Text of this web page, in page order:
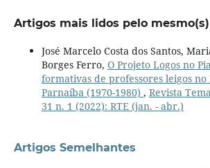
Artigos mais lidos pelo
José Marcelo Costa dos Santos,
Borges Ferro, O Projeto Logos no
formativas de professores leigos no
Parnaíba (1970-1980) , Revista
31 n. 1 (2022): RTE (jan. - abr.)
Artigos Semelhantes